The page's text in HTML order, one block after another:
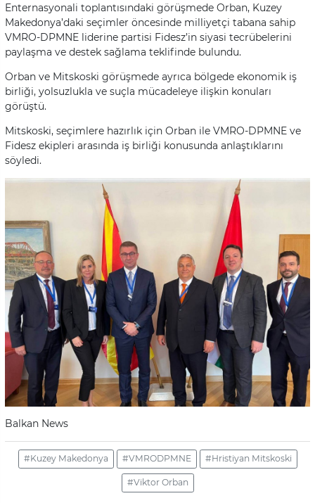
Enternasyonali toplantısındaki görüşmede Orban, Kuzey
Makedonya’daki seçimler öncesinde milliyetçi tabana sahip
VMRO-DPMNE liderine partisi Fidesz’in siyasi tecrübelerini
paylaşma ve destek sağlama teklifinde bulundu.
Orban ve Mitskoski görüşmede ayrıca bölgede ekonomik iş
birliği, yolsuzlukla ve suçla mücadeleye ilişkin konuları
görüştü.
Mitskoski, seçimlere hazırlık için Orban ile VMRO-DPMNE ve
Fidesz ekipleri arasında iş birliği konusunda anlaştıklarını
söyledi.
Balkan News
#Kuzey Makedonya #VMRODPMNE #Hristiyan Mitskoski
#Viktor Orban